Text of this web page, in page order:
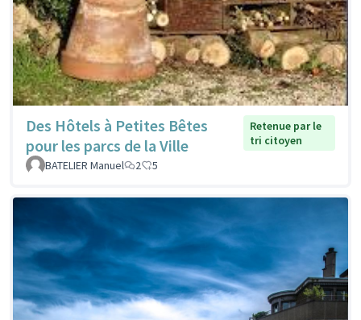
Des Hôtels à Petites Bêtes
pour les parcs de la Ville
Retenue par le
tri citoyen
BATELIER Manuel
2 5